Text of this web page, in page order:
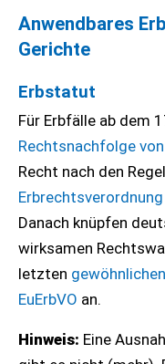
Anwendbares
Gerichte
Erbstatut
Für Erbfälle ab dem
Rechtsnachfolge
Recht nach den
Erbrechtsverordnung
Danach knüpfen
wirksamen
letzten
EuErbVO an.
Hinweis: Eine